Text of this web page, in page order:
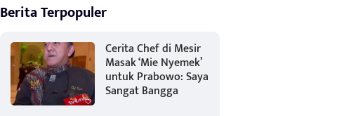
Berita Terpopuler
Cerita Chef di Mesir
Masak ‘Mie Nyemek’
untuk Prabowo: Saya
Sangat Bangga